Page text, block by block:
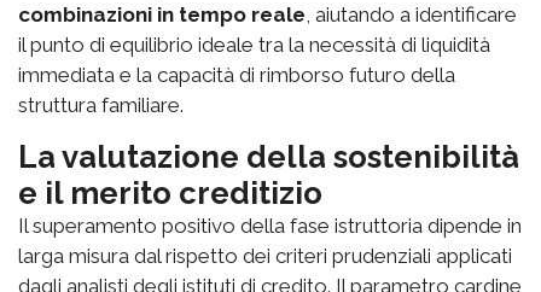
combinazioni in tempo reale , aiutando a identificare
il punto di equilibrio ideale tra la necessità di liquidità
immediata e la capacità di rimborso futuro della
struttura familiare.
La valutazione della sostenibilità
e il merito creditizio
Il superamento positivo della fase istruttoria dipende in
larga misura dal rispetto dei criteri prudenziali applicati
dagli analisti degli istituti di credito. Il parametro cardine